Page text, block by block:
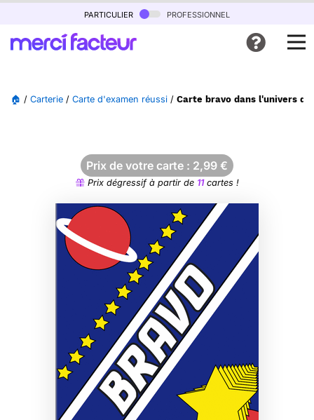
particulier professionnel
🏠 / Carterie / Carte d'examen réussi / Carte bravo dans l'univers
Prix de votre carte : 2,99 €
Prix dégressif à partir de 11cartes !